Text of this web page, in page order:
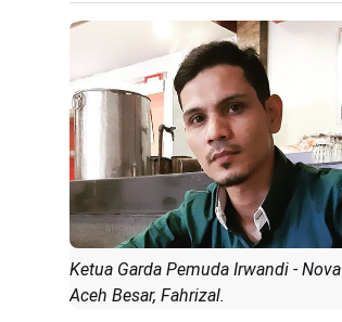
Ketua Garda Pemuda Irwandi - Nova
Aceh Besar, Fahrizal.